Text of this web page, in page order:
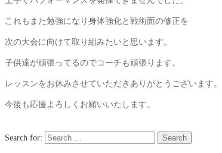
これもまた勉強になり身体強化と戦術面の修正を
次の大会に向けて取り組みたいと思います。
子供達が頑張ってるのでコーチも頑張ります。
レッスンをお休みさせていただきありがとうございます。
今後も応援よろしくお願いいたします。
Search for: Search